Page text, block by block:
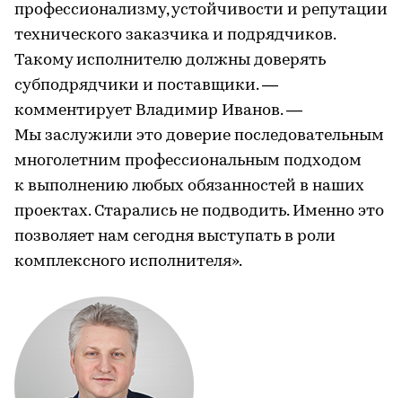
профессионализму, устойчивости и репутации
технического заказчика и подрядчиков.
Такому исполнителю должны доверять
субподрядчики и поставщики. —
комментирует Владимир Иванов. —
Мы заслужили это доверие последовательным
многолетним профессиональным подходом
к выполнению любых обязанностей в наших
проектах. Старались не подводить. Именно это
позволяет нам сегодня выступать в роли
комплексного исполнителя».